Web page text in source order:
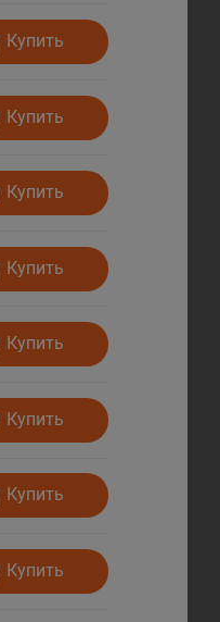
Купить
Купить
Купить
Купить
Купить
Купить
Купить
Купить